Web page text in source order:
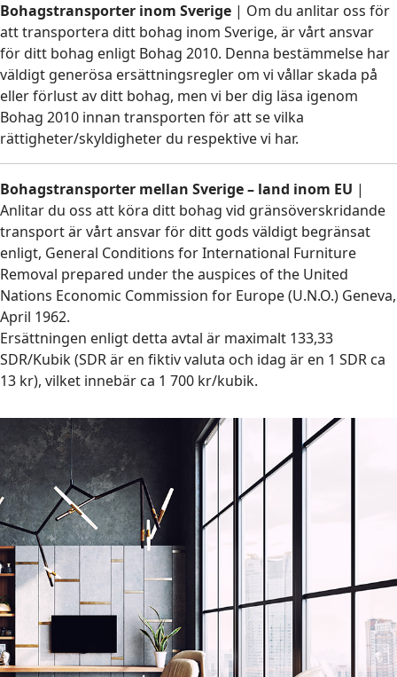
Bohagstransporter inom Sverige | Om du anlitar oss för
att transportera ditt bohag inom Sverige, är vårt ansvar
för ditt bohag enligt Bohag 2010. Denna bestämmelse har
väldigt generösa ersättningsregler om vi vållar skada på
eller förlust av ditt bohag, men vi ber dig läsa igenom
Bohag 2010 innan transporten för att se vilka
rättigheter/skyldigheter du respektive vi har.
Bohagstransporter mellan Sverige – land inom EU |
Anlitar du oss att köra ditt bohag vid gränsöverskridande
transport är vårt ansvar för ditt gods väldigt begränsat
enligt, General Conditions for International Furniture
Removal prepared under the auspices of the United
Nations Economic Commission for Europe (U.N.O.) Geneva,
April 1962.
Ersättningen enligt detta avtal är maximalt 133,33
SDR/Kubik (SDR är en fiktiv valuta och idag är en 1 SDR ca
13 kr), vilket innebär ca 1 700 kr/kubik.